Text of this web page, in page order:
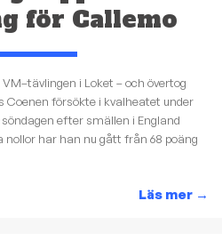
för Callemo
i Loket – och övertog
Coenen försökte i kvalheatet under
efter smällen i England
har han nu gått från 68 poäng
Läs mer →